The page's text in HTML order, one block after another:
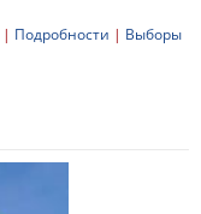
| Подробности | Выборы